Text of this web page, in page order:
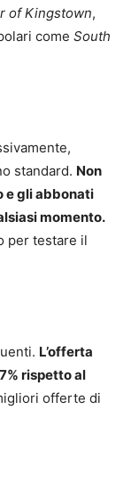
of Kingstown,
come South
standard. Non
e gli abbonati
momento.
per testare il
L’offerta
rispetto al
offerte di